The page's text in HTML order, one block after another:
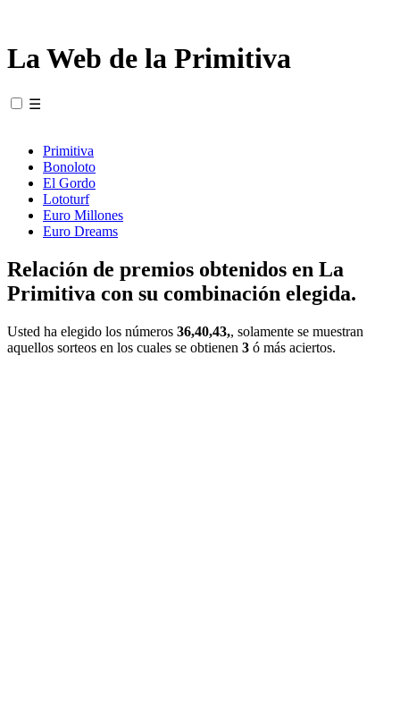
La Web de la Primitiva
☰
Primitiva
Bonoloto
El Gordo
Lototurf
Euro Millones
Euro Dreams
Relación de premios obtenidos en La
Primitiva con su combinación elegida.
Usted ha elegido los números 36,40,43,, solamente se muestran
aquellos sorteos en los cuales se obtienen 3 ó más aciertos.